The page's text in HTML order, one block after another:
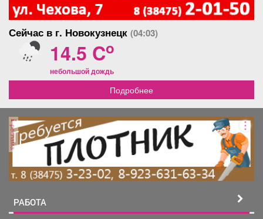
Сейчас в г. Новокузнецк (04:03)
14.5 Co
небольшой дождь
Подробнее
реклама
РАБОТА